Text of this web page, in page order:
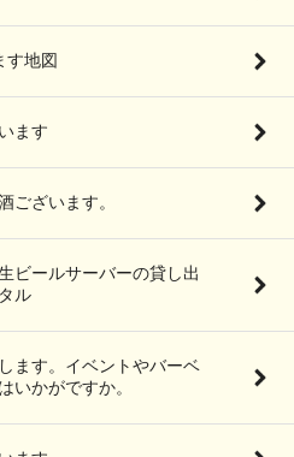
地図
ます
ございます。
ビールサーバーの貸し出
ル
ます。イベントやバーベ
いかがですか。